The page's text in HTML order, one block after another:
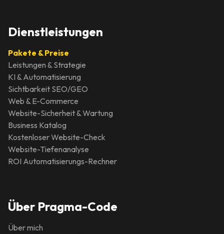
Dienstleistungen
Pakete & Preise
Leistungen & Strategie
KI & Automatisierung
Sichtbarkeit SEO/GEO
Web & E-Commerce
Website-Sicherheit & Wartung
Business Katalog
Kostenloser Website-Check
Website-Tiefenanalyse
ROI Automatisierungs-Rechner
Über Pragma-Code
Über mich